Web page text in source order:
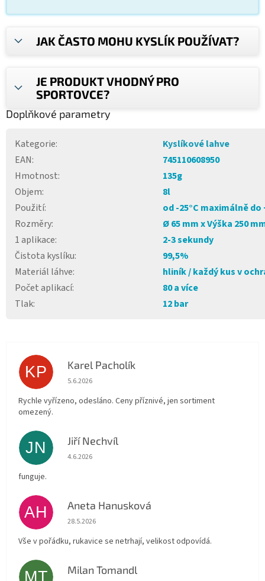
JAK ČASTO MOHU KYSLÍK POUŽÍVAT?
JE PRODUKT VHODNÝ PRO
SPORTOVCE?
Doplňkové parametry
Kategorie:
Kyslíkové lahve
EAN:
745110608950
Hmotnost:
135g
Objem:
8l
Použití:
od -25°C maximálně do
Rozměry:
Ø 65 mm x Výška 250
1 aplikace:
2-3 sekundy
Čistota kyslíku:
99,5%
Materiál láhve:
hliník / každý kus v
Počet aplikací:
80 a více
Tlak: 12 bar
KP Karel Pacholík
Hodnocení obchodu je 4 z 5 hvězdiček.
5.6.2026
Rychle vyřízeno, odesláno. Ceny příznivé, jen sortiment
omezený.
JN Jiří Nechvíl
Hodnocení obchodu je 5 z 5 hvězdiček.
4.6.2026
funguje.
AH Aneta Hanusková
Hodnocení obchodu je 5 z 5 hvězdiček.
28.5.2026
Vše v pořádku, rukavice se netrhají, velikost odpovídá.
MT Milan Tomandl